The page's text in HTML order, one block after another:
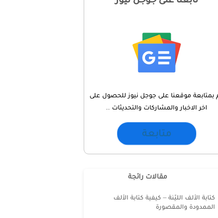
بمتابعة موقعنا على جوجل نيوز للحصول على
اخر الاخبار والمشاركات والتحديثات ..
متابعة
مقالات رائجة
كتابة الألف الليّنة – كيفية كتابة الألف
الممدودة والمقصورة